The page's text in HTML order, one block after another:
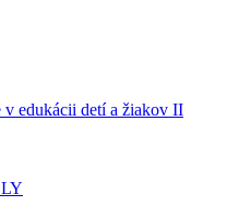
v edukácii detí a žiakov II